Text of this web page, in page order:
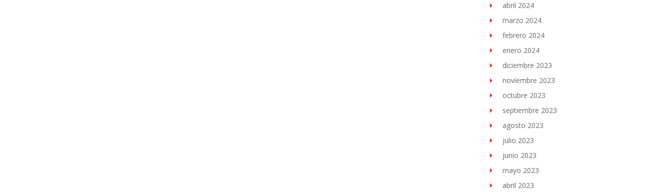
abril 2024
marzo 2024
febrero 2024
enero 2024
diciembre 2023
noviembre 2023
octubre 2023
septiembre 2023
agosto 2023
julio 2023
junio 2023
mayo 2023
abril 2023